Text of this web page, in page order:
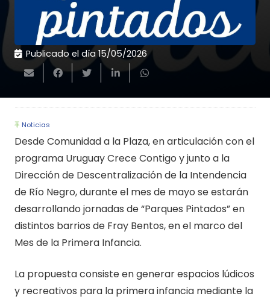
Publicado el día 15/05/2026
Noticias
Desde Comunidad a la Plaza, en articulación con el
programa Uruguay Crece Contigo y junto a la
Dirección de Descentralización de la Intendencia
de Río Negro, durante el mes de mayo se estarán
desarrollando jornadas de “Parques Pintados” en
distintos barrios de Fray Bentos, en el marco del
Mes de la Primera Infancia.
La propuesta consiste en generar espacios lúdicos
y recreativos para la primera infancia mediante la